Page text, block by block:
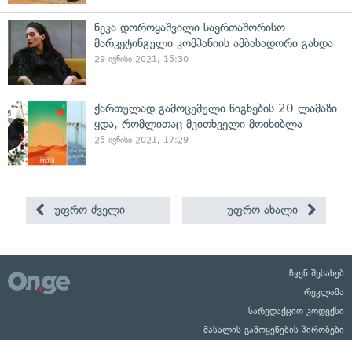
ნეკა დოროყაშვილი საერთაშორისო
მარკეტინგული კომპანიის ამბასადორი გახდა
29 ივნისი 2021, 15:30
ქართულად გამოცემული წიგნების 20 ლამაზი
ყდა, რომლითაც მკითხველი მოიხიბლა
25 ივნისი 2021, 17:29
უფრო ძველი უფრო ახალი
ჩვენ შესახებ
რეკლამა
სარედაქციო კოდექსი
მასალის გამოყენების პირობები